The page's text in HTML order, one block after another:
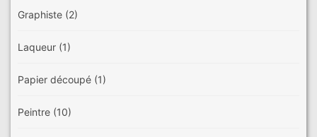
Graphiste (2)
Laqueur (1)
Papier découpé (1)
Peintre (10)